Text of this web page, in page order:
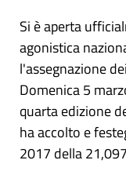
Si è aperta
agonistica
l'assegnazione
Domenica 5
quarta edizione
ha accolto e
2017 della